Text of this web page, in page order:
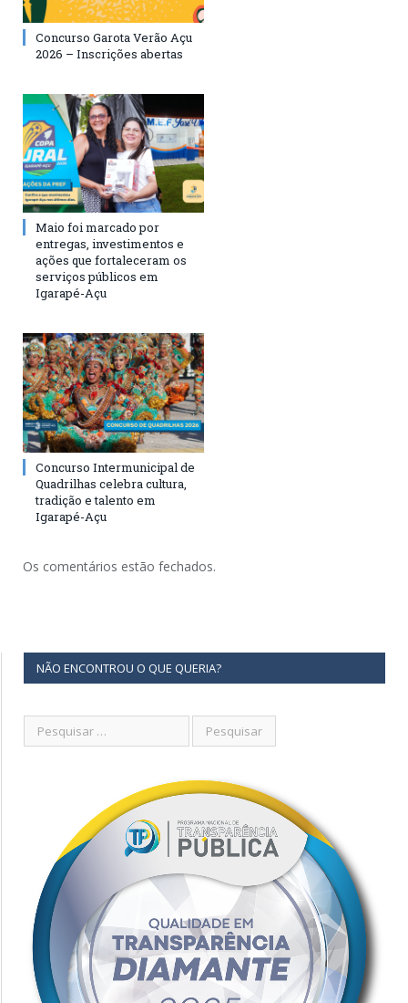
Concurso Garota Verão Açu
2026 – Inscrições abertas
Maio foi marcado por
entregas, investimentos e
ações que fortaleceram os
serviços públicos em
Igarapé-Açu
Concurso Intermunicipal de
Quadrilhas celebra cultura,
tradição e talento em
Igarapé-Açu
Os comentários estão fechados.
NÃO ENCONTROU O QUE QUERIA?